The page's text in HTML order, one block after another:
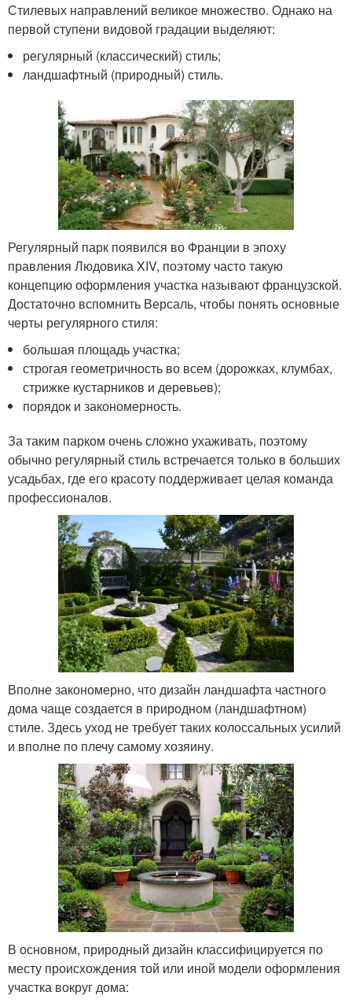
Стилевых направлений великое множество. Однако на
первой ступени видовой градации выделяют:
регулярный (классический) стиль;
ландшафтный (природный) стиль.
Регулярный парк появился во Франции в эпоху
правления Людовика XIV, поэтому часто такую
концепцию оформления участка называют французской.
Достаточно вспомнить Версаль, чтобы понять основные
черты регулярного стиля:
большая площадь участка;
строгая геометричность во всем (дорожках, клумбах,
стрижке кустарников и деревьев);
порядок и закономерность.
За таким парком очень сложно ухаживать, поэтому
обычно регулярный стиль встречается только в больших
усадьбах, где его красоту поддерживает целая команда
профессионалов.
Вполне закономерно, что дизайн ландшафта частного
дома чаще создается в природном (ландшафтном)
стиле. Здесь уход не требует таких колоссальных усилий
и вполне по плечу самому хозяину.
В основном, природный дизайн классифицируется по
месту происхождения той или иной модели оформления
участка вокруг дома: